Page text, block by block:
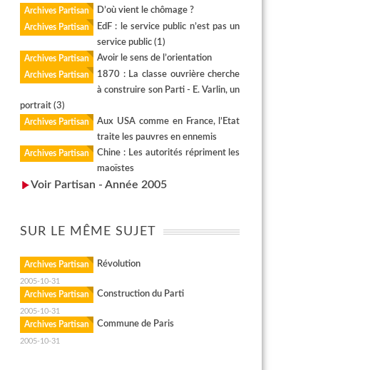
Archives Partisan D’où vient le chômage ?
Archives Partisan
EdF : le service public n’est pas un
service public (1)
Archives Partisan Avoir le sens de l’orientation
Archives Partisan
1870 : La classe ouvrière cherche
à construire son Parti - E. Varlin, un
portrait (3)
Archives Partisan
Aux USA comme en France, l’Etat
traite les pauvres en ennemis
Archives Partisan
Chine : Les autorités répriment les
maoïstes
Voir Partisan - Année 2005
SUR LE MÊME SUJET
Archives Partisan Révolution
2005-10-31
Archives Partisan Construction du Parti
2005-10-31
Archives Partisan Commune de Paris
2005-10-31